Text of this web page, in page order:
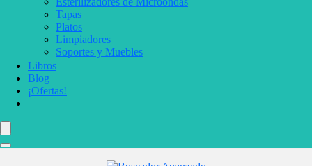
Tapas
Platos
Limpiadores
Soportes y Muebles
Libros
Blog
¡Ofertas!